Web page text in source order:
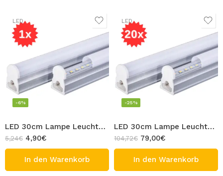
LED
LED 30cm Lampe Leuchtstoffröhre 1x Unterschrank LED Röhre Leucht Licht T5 Rohr 5W Warmweiß 3000K
-6%
5,24€ 4,90€
In den Warenkorb
LED
LED 30cm Lampe Leuchtstoffröhre 20x Unterschrank LED Röhre Leucht Licht T5 Rohr 5W Kaltweiß 6500K
-25%
104,72€ 79,00€
In den Warenkorb